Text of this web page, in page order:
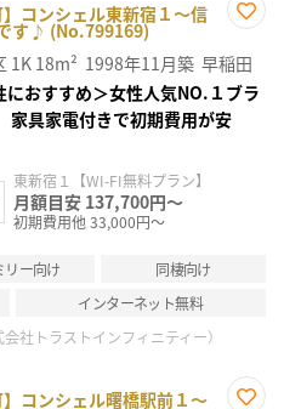
コンシェル東新宿１～信
す♪ (No.799169)
に入
り登
録
1K 18m² 1998年11月築 早稲田
におすすめ＞女性人気NO.１ブラ
具家電付きで初期費用が安
東新宿１【WI-FI無料プラン】
月額目安 137,700円～
初期費用他 33,000円～
リー向け
同棲向け
インターネット無料
社トラストインフィニティー）
コンシェル曙橋駅前１～